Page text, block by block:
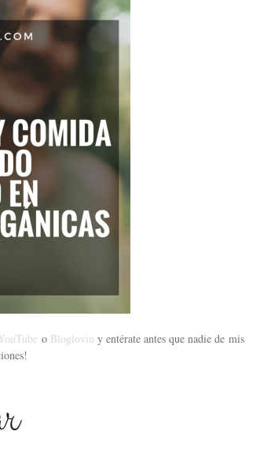
o Bloglovin y entérate antes que nadie de mis